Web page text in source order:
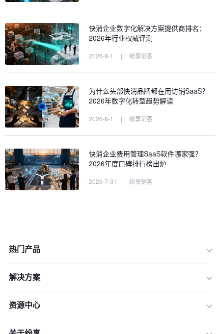
快消企业数字化解决方案提供商排名：
2026年行业权威评测
2026-8-1 | 纷享销客
为什么头部快消品牌都在用访销SaaS？
2026年数字化转型趋势解读
2026-8-1 | 纷享销客
快消企业费用管理SaaS软件哪家强？
2026年度口碑排行榜出炉
2026-7-31 | 纷享销客
热门产品
解决方案
资源中心